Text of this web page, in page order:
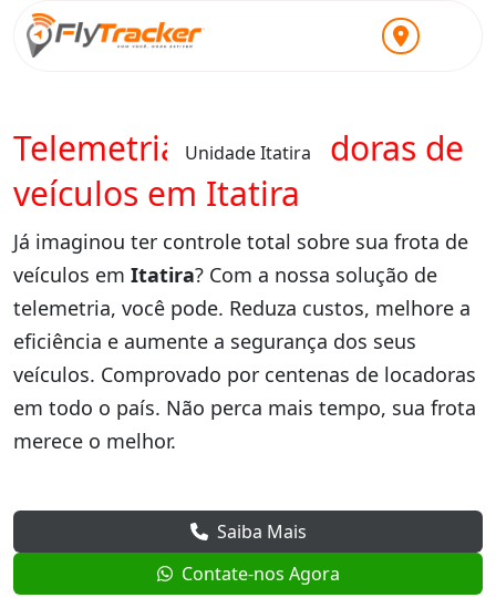
Unidade Itatira
Telemetria para locadoras de
veículos em Itatira
Já imaginou ter controle total sobre sua frota de
veículos em Itatira? Com a nossa solução de
telemetria, você pode. Reduza custos, melhore a
eficiência e aumente a segurança dos seus
veículos. Comprovado por centenas de locadoras
em todo o país. Não perca mais tempo, sua frota
merece o melhor.
Saiba Mais
Contate-nos Agora